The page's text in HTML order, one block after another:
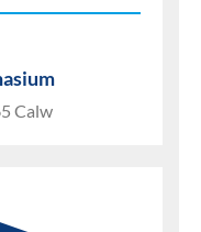
Calw